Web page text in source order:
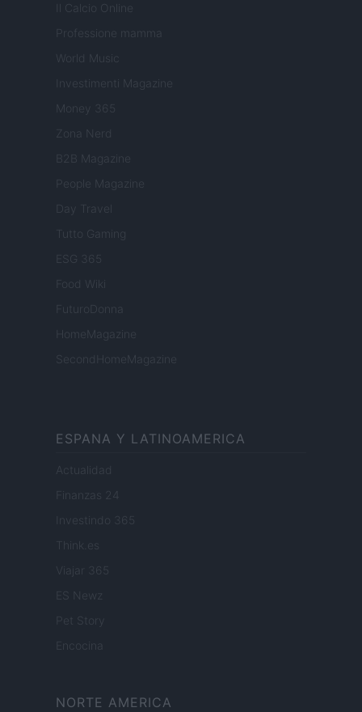
Il Calcio Online
Professione mamma
World Music
Investimenti Magazine
Money 365
Zona Nerd
B2B Magazine
People Magazine
Day Travel
Tutto Gaming
ESG 365
Food Wiki
FuturoDonna
HomeMagazine
SecondHomeMagazine
ESPANA Y LATINOAMERICA
Actualidad
Finanzas 24
Investindo 365
Think.es
Viajar 365
ES Newz
Encocina
NORTE AMERICA